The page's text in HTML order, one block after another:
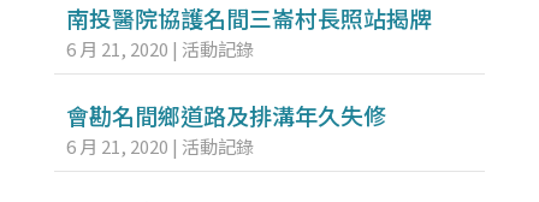
南投醫院協護名間三崙村長照站揭牌
6 月 21, 2020 | 活動記錄
會勘名間鄉道路及排溝年久失修
6 月 21, 2020 | 活動記錄